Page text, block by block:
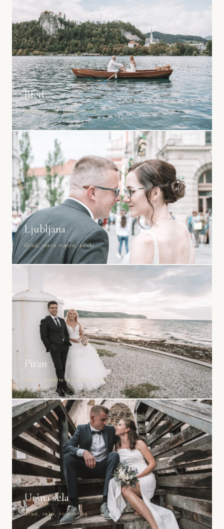
Bled
Jezero, grad, gorski ozadje
Ljubljana
Grad, stara mesta, parki
Piran
Morje, mediteranska arhitektura
Uršna sela
Grad, reka, romantika